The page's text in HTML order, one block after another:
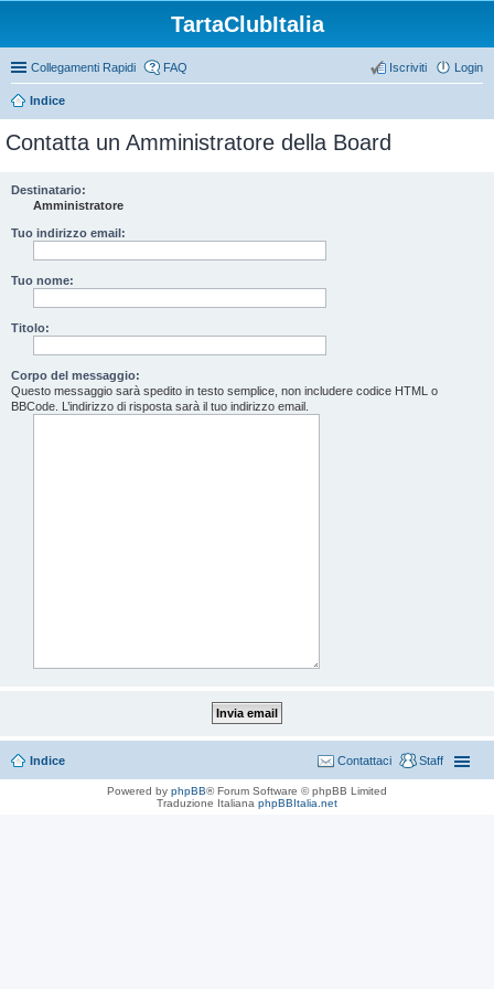
TartaClubItalia
Collegamenti Rapidi FAQ Login
Iscriviti
Indice
Contatta un Amministratore della Board
Destinatario:
Amministratore
Tuo indirizzo email:
Tuo nome:
Titolo:
Corpo del messaggio:
Questo messaggio sarà spedito in testo semplice, non includere codice HTML o
BBCode. L’indirizzo di risposta sarà il tuo indirizzo email.
Indice Staff
Contattaci
Powered by phpBB® Forum Software © phpBB Limited
Traduzione Italiana phpBBItalia.net